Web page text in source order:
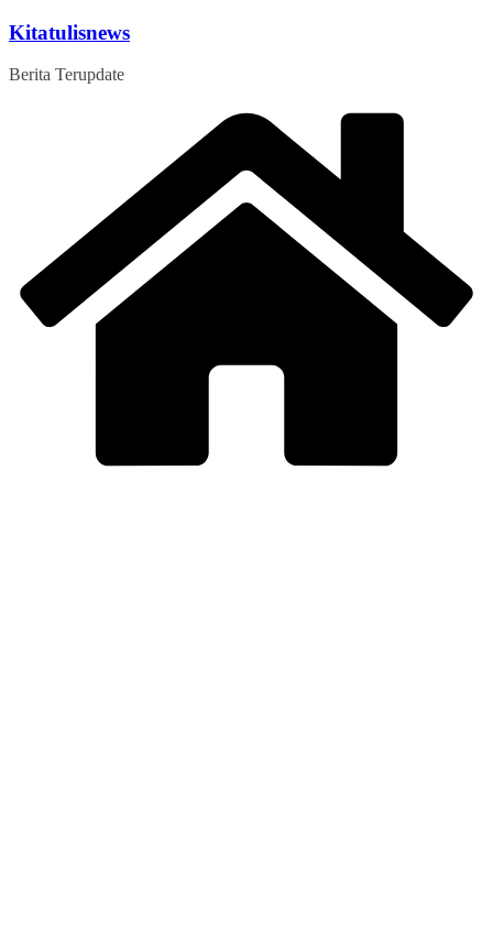
Skip
content
Kitatulisnews
Berita Terupdate